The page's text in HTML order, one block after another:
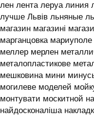
лен лента леруа линия
лучше Львів льняные
магазин магазині
марганцовка
меллер мерлен
металопластикове
мешковина мини минусы
могилеве моделей
монтувати москитной
найдосконаліша